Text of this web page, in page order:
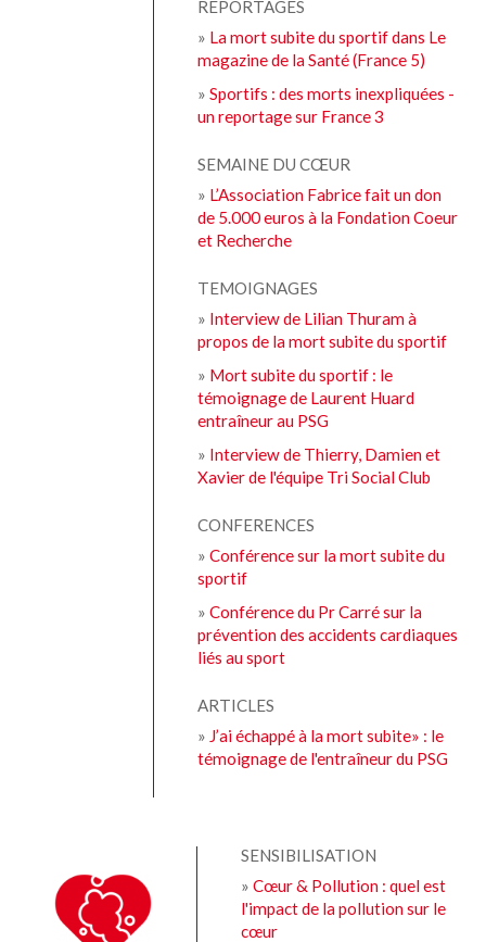
REPORTAGES
» La mort subite du sportif dans Le
magazine de la Santé (France 5)
» Sportifs : des morts inexpliquées -
un reportage sur France 3
SEMAINE DU CŒUR
» L’Association Fabrice fait un don
de 5.000 euros à la Fondation Coeur
et Recherche
TEMOIGNAGES
» Interview de Lilian Thuram à
propos de la mort subite du sportif
» Mort subite du sportif : le
témoignage de Laurent Huard
entraîneur au PSG
» Interview de Thierry, Damien et
Xavier de l'équipe Tri Social Club
CONFERENCES
» Conférence sur la mort subite du
sportif
» Conférence du Pr Carré sur la
prévention des accidents cardiaques
liés au sport
ARTICLES
» J’ai échappé à la mort subite» : le
témoignage de l'entraîneur du PSG
SENSIBILISATION
» Cœur & Pollution : quel est
l'impact de la pollution sur le
cœur